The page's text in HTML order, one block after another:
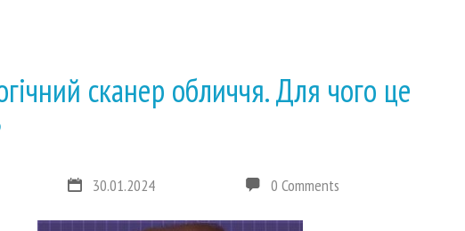
сканер обличчя. Для чого це
30.01.2024 0 Comments